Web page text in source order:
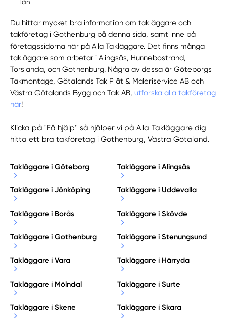
län
Du hittar mycket bra information om takläggare och
takföretag i Gothenburg på denna sida, samt inne på
företagssidorna här på Alla Takläggare. Det finns många
takläggare som arbetar i Alingsås, Hunnebostrand,
Torslanda, och Gothenburg. Några av dessa är Göteborgs
Takmontage, Götalands Tak Plåt & Måleriservice AB och
Västra Götalands Bygg och Tak AB,utforska alla takföretag
här!
Klicka på "Få hjälp" så hjälper vi på Alla Takläggare dig
hitta ett bra takföretag i Gothenburg, Västra Götaland.
Takläggare i Göteborg Takläggare i Alingsås
Takläggare i Jönköping Takläggare i Uddevalla
Takläggare i Borås Takläggare i Skövde
Takläggare i Gothenburg Takläggare i Stenungsund
Takläggare i Vara Takläggare i Härryda
Takläggare i Mölndal Takläggare i Surte
Takläggare i Skene Takläggare i Skara